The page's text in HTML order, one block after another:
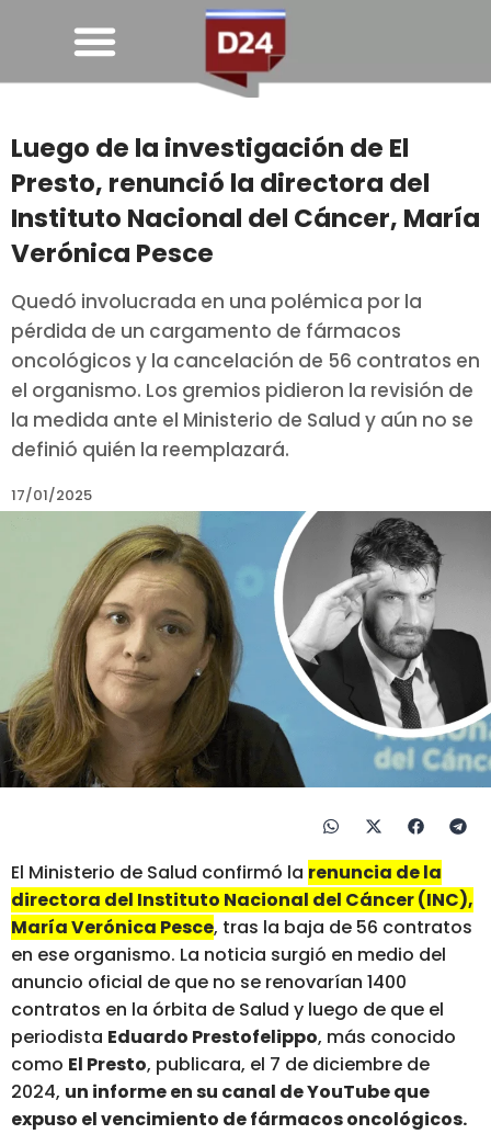
Luego de la investigación de El
Presto, renunció la directora del
Instituto Nacional del Cáncer, María
Verónica Pesce
Quedó involucrada en una polémica por la
pérdida de un cargamento de fármacos
oncológicos y la cancelación de 56 contratos en
el organismo. Los gremios pidieron la revisión de
la medida ante el Ministerio de Salud y aún no se
definió quién la reemplazará.
17/01/2025
El Ministerio de Salud confirmó la renuncia de la
directora del Instituto Nacional del Cáncer (INC),
María Verónica Pesce, tras la baja de 56 contratos
en ese organismo. La noticia surgió en medio del
anuncio oficial de que no se renovarían 1400
contratos en la órbita de Salud y luego de que el
periodista Eduardo Prestofelippo, más conocido
como El Presto, publicara, el 7 de diciembre de
2024, un informe en su canal de YouTube que
expuso el vencimiento de fármacos oncológicos.